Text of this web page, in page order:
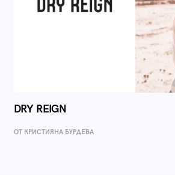
DRY REIGN
ОТ КРИСТИЯНА БУРДЕВА